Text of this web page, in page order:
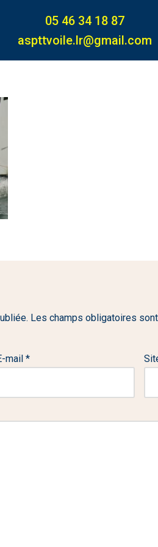
05 46 34 18 87
aspttvoile.lr@gmail.com
Les champs obligatoires
mail*